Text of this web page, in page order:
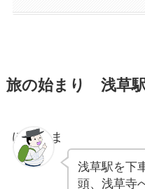
旅の始まり 浅草
ぽちゃま
浅草駅を下
頭、浅草寺